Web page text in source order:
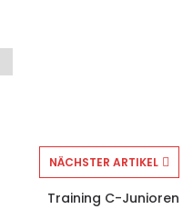
NÄCHSTER ARTIKEL
Training C-Junioren